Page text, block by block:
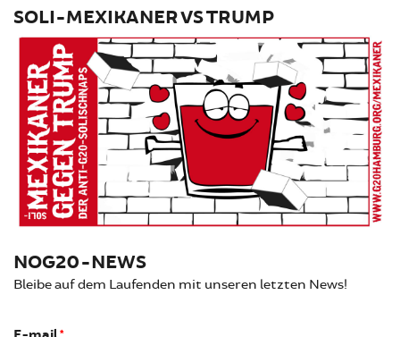
SOLI-MEXIKANER VS TRUMP
NOG20-NEWS
Bleibe auf dem Laufenden mit unseren letzten News!